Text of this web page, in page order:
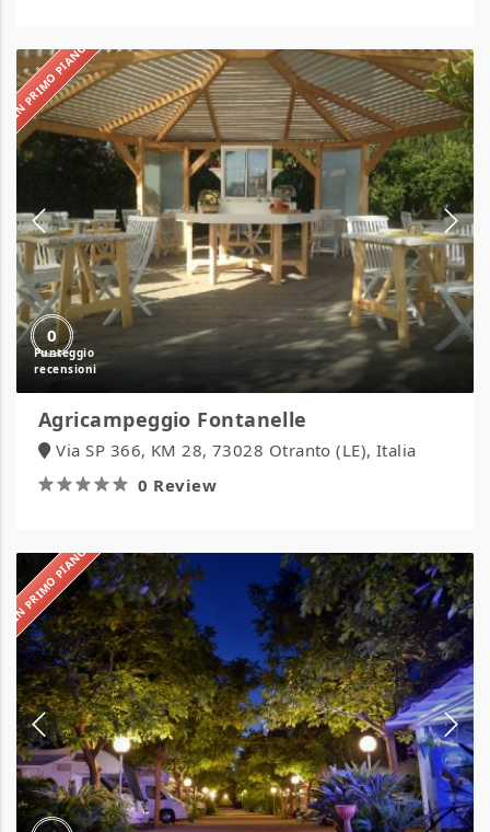
IN PRIMO PIANO
0
Agricampeggio
Fontanelle
Agricampeggio Fontanelle
Via SP 366, KM 28, 73028 Otranto (LE), Italia
0 Review
IN PRIMO PIANO
Masseria
Lama